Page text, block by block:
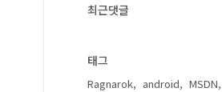
최근댓글
태그
Ragnarok android MSDN